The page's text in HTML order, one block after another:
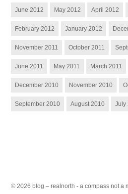
June 2012 May 2012 April 2012
February 2012 January 2012
November 2011 October 2011
June 2011 May 2011 March 2011
December 2010 November 2010
September 2010 August 2010 July
© 2026 blog – realnorth - a compass not a